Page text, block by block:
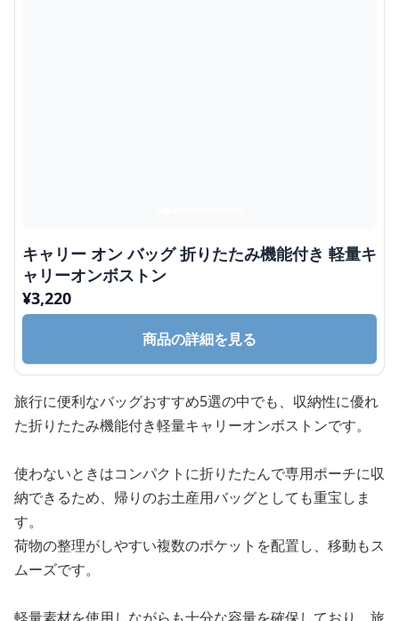
キャリー オン バッグ 折りたたみ機能付き 軽量キ
ャリーオンボストン
¥3,220
商品の詳細を見る
旅行に便利なバッグおすすめ5選の中でも、収納性に優れ
た折りたたみ機能付き軽量キャリーオンボストンです。
使わないときはコンパクトに折りたたんで専用ポーチに収
納できるため、帰りのお土産用バッグとしても重宝しま
す。
荷物の整理がしやすい複数のポケットを配置し、移動もス
ムーズです。